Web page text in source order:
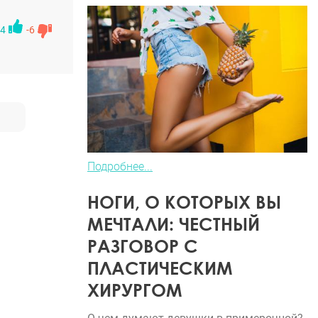
минут,
-6
Подробнее...
НОГИ, О КОТОРЫХ ВЫ
МЕЧТАЛИ: ЧЕСТНЫЙ
РАЗГОВОР С
ПЛАСТИЧЕСКИМ
ХИРУРГОМ